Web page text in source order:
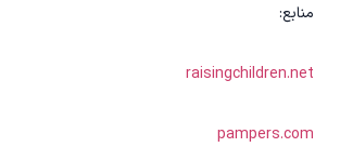
منابع:
raisingchildren.net
pampers.com